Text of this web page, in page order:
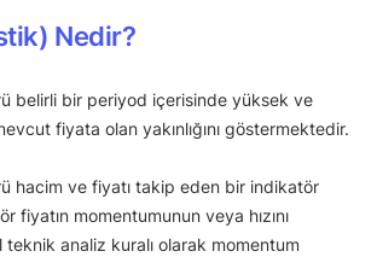
Nedir?
belirli bir periyod içerisinde yüksek ve
fiyata olan yakınlığını göstermektedir.
hacim ve fiyatı takip eden bir indikatör
fiyatın momentumunun veya hızını
analiz kuralı olarak momentum